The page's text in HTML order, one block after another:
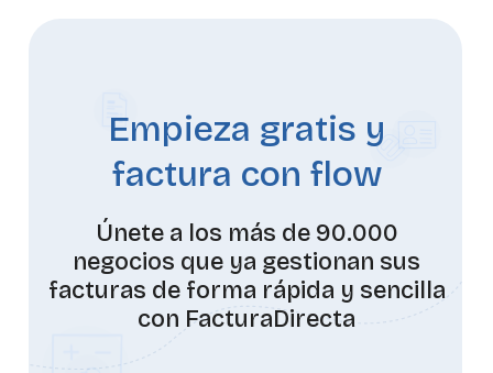
Empieza gratis y
factura con flow
Únete a los más de 90.000
negocios que ya gestionan sus
facturas de forma rápida y sencilla
con FacturaDirecta